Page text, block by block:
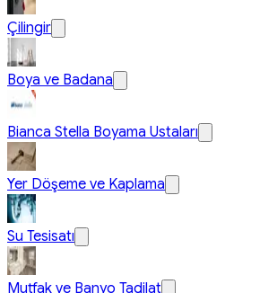
Çilingir
Boya ve Badana
Bianca Stella Boyama Ustaları
Yer Döşeme ve Kaplama
Su Tesisatı
Mutfak ve Banyo Tadilat